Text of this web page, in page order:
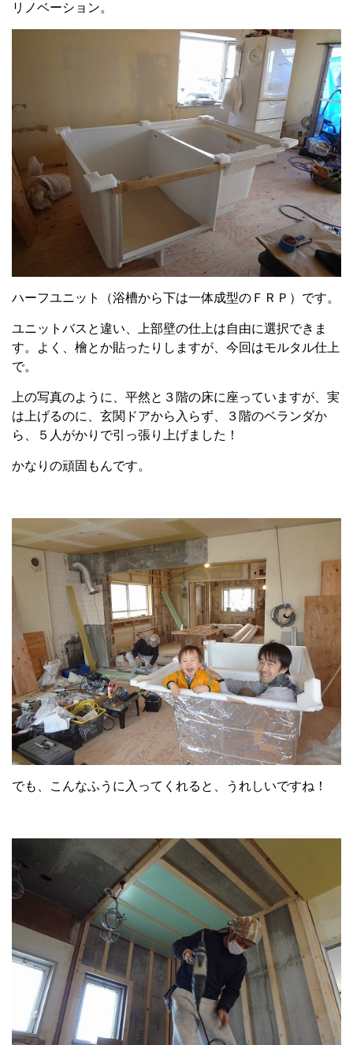
リノベーション。
ハーフユニット（浴槽から下は一体成型のＦＲＰ）です。
ユニットバスと違い、上部壁の仕上は自由に選択できま
す。よく、檜とか貼ったりしますが、今回はモルタル仕上
で。
上の写真のように、平然と３階の床に座っていますが、実
は上げるのに、玄関ドアから入らず、３階のベランダか
ら、５人がかりで引っ張り上げました！
かなりの頑固もんです。
でも、こんなふうに入ってくれると、うれしいですね！